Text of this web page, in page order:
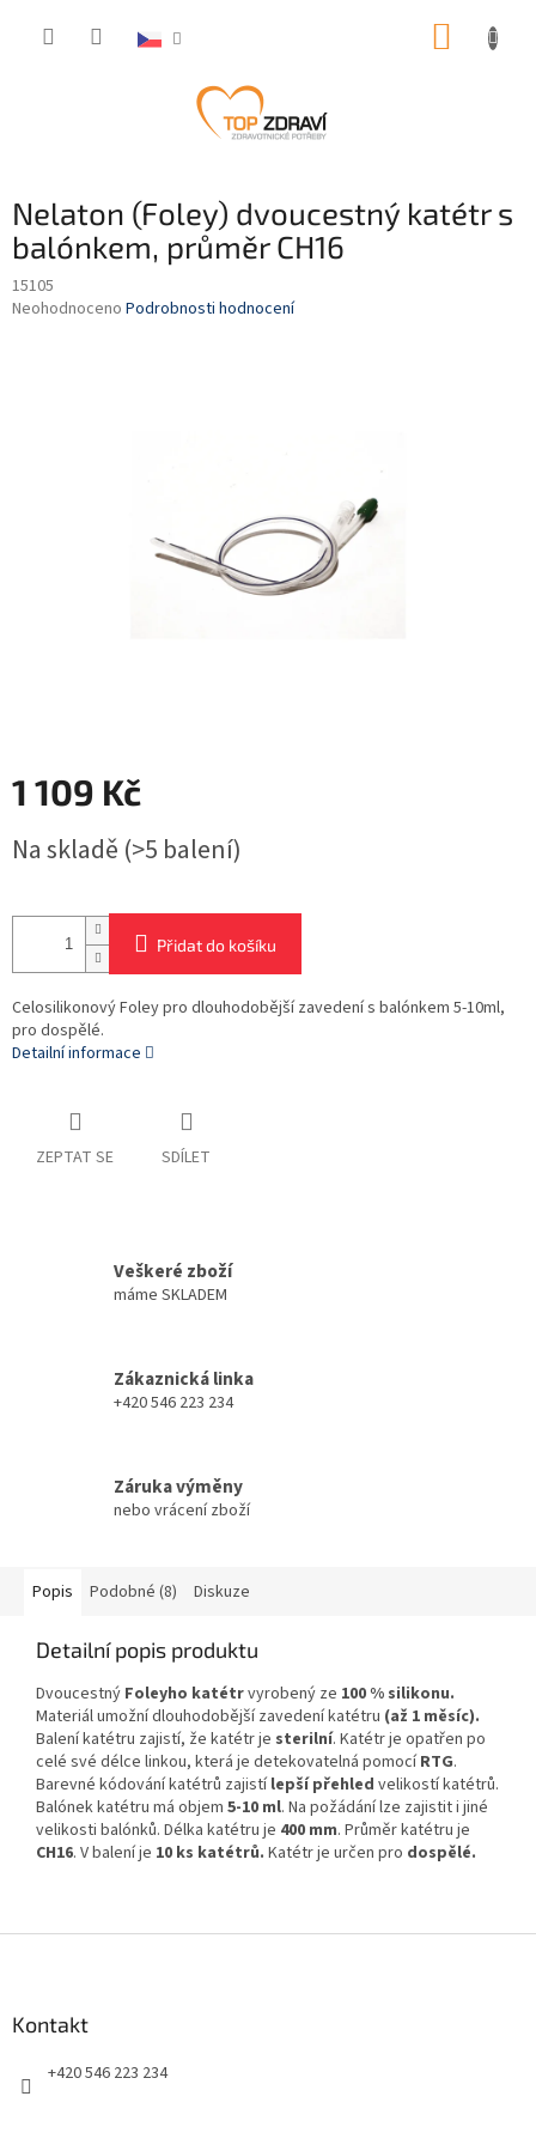
Nelaton (Foley) dvoucestný katétr s
balónkem, průměr CH16
15105
Průměrné
Neohodnoceno Podrobnosti hodnocení
1 109 Kč
cena:
Na skladě (>5 balení)
Přidat do košíku
Celosilikonový Foley pro dlouhodobější zavedení s balónkem 5-10ml,
pro dospělé.
Detailní informace
ZEPTAT SE SDÍLET
Veškeré zboží
máme SKLADEM
Zákaznická linka
+420 546 223 234
Záruka výměny
nebo vrácení zboží
Popis Podobné (8) Diskuze
Detailní popis produktu
Dvoucestný Foleyho katétrvyrobený ze 100 % silikonu.
Materiál umožní dlouhodobější zavedení katétru (až 1 měsíc).
Balení katétru zajistí, že katétr je sterilní. Katétr je opatřen po
celé své délce linkou, která je detekovatelná pomocíRTG.
Barevné kódování katétrů zajistílepší přehled velikostí katétrů.
Balónek katétru má objem 5-10 ml. Na požádání lze zajistit i jiné
velikosti balónků. Délka katétru je 400 mm. Průměr katétru je
CH16. V balení je 10 ks katétrů. Katétr je určen pro dospělé.
Kontakt
+420 546 223 234